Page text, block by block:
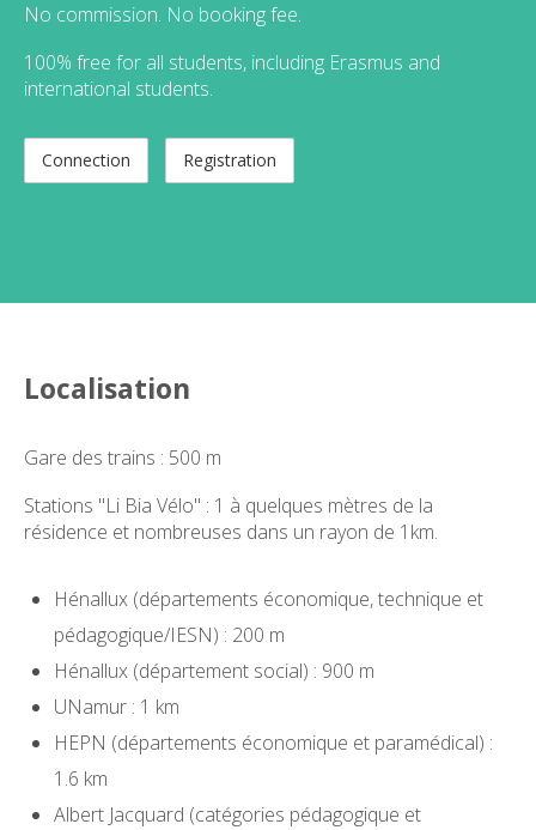
No commission. No booking fee.
100% free for all students, including Erasmus and
international students.
Connection Registration
Localisation
Gare des trains : 500 m
Stations "Li Bia Vélo" : 1 à quelques mètres de la
résidence et nombreuses dans un rayon de 1km.
Hénallux (départements économique, technique et
pédagogique/IESN) : 200 m
Hénallux (département social) : 900 m
UNamur : 1 km
HEPN (départements économique et paramédical) :
1.6 km
Albert Jacquard (catégories pédagogique et